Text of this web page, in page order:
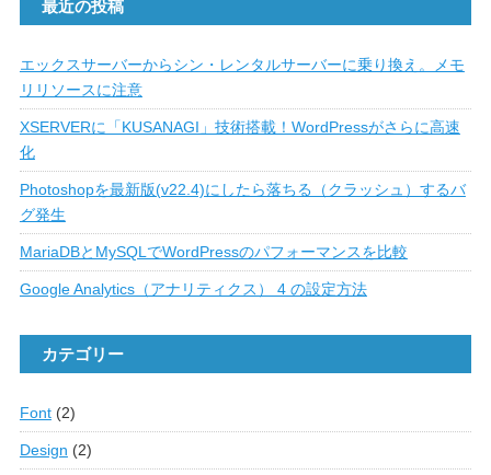
最近の投稿
エックスサーバーからシン・レンタルサーバーに乗り換え。メモ
リリソースに注意
XSERVERに「KUSANAGI」技術搭載！WordPressがさらに高速
化
Photoshopを最新版(v22.4)にしたら落ちる（クラッシュ）するバ
グ発生
MariaDBとMySQLでWordPressのパフォーマンスを比較
Google Analytics（アナリティクス） 4 の設定方法
カテゴリー
Font(2)
Design (2)